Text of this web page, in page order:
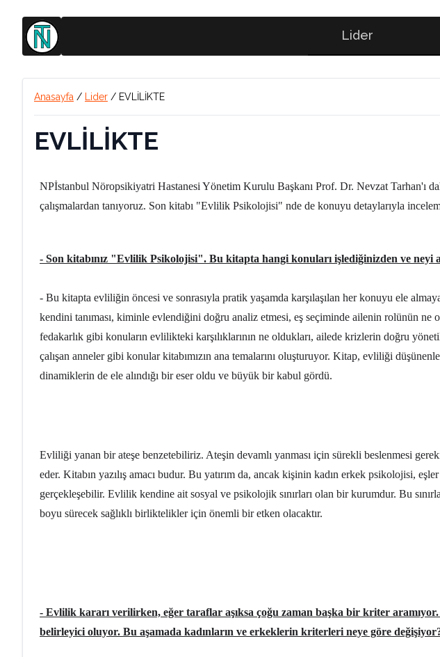
Lider
Anasayfa / Lider / EVLİLİKTE
EVLİLİKTE
NPİstanbul Nöropsikiyatri Hastanesi Yönetim Kurulu Başkanı Prof. Dr. Nevzat Tarhan'ı
çalışmalardan tanıyoruz. Son kitabı "Evlilik Psikolojisi" nde de konuyu detaylarıyla
- Son kitabınız "Evlilik Psikolojisi". Bu kitapta hangi konuları işlediğinizden ve neyi
- Bu kitapta evliliğin öncesi ve sonrasıyla pratik yaşamda karşılaşılan her konuyu ele
kendini tanıması, kiminle evlendiğini doğru analiz etmesi, eş seçiminde ailenin rolünün ne
fedakarlık gibi konuların evlilikteki karşılıklarının ne oldukları, ailede krizlerin doğru
çalışan anneler gibi konular kitabımızın ana temalarını oluşturuyor. Kitap, evliliği
dinamiklerin de ele alındığı bir eser oldu ve büyük bir kabul gördü.
Evliliği yanan bir ateşe benzetebiliriz. Ateşin devamlı yanması için sürekli beslenmesi
eder. Kitabın yazılış amacı budur. Bu yatırım da, ancak kişinin kadın erkek psikolojisi,
gerçekleşebilir. Evlilik kendine ait sosyal ve psikolojik sınırları olan bir kurumdur. Bu
boyu sürecek sağlıklı birliktelikler için önemli bir etken olacaktır.
- Evlilik kararı verilirken, eğer taraflar aşıksa çoğu zaman başka bir kriter
belirleyici oluyor. Bu aşamada kadınların ve erkeklerin kriterleri neye göre